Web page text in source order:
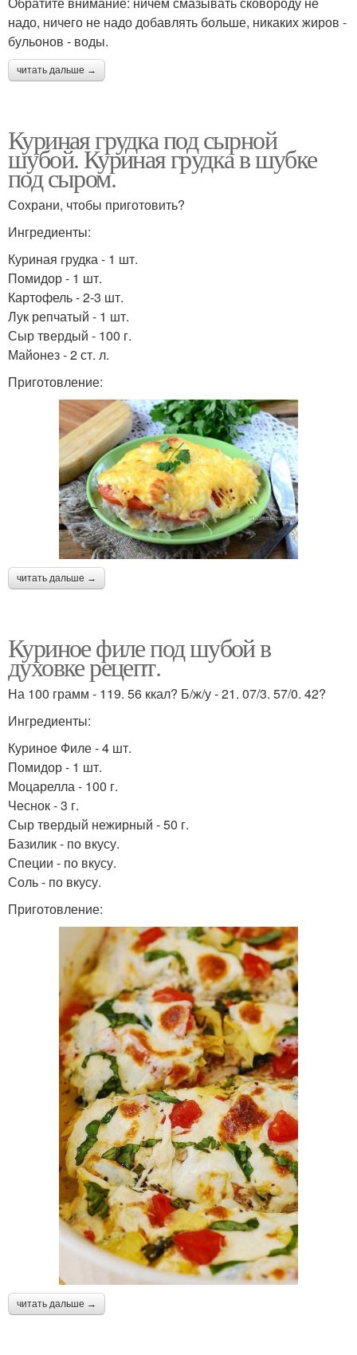
надо, ничего не надо добавлять больше, никаких жиров -
бульонов - воды.
читать дальше →
Куриная грудка под сырной
шубой. Куриная грудка в шубке
под сыром.
Сохрани, чтобы приготовить?
Ингредиенты:
Куриная грудка - 1 шт.
Помидор - 1 шт.
Картофель - 2-3 шт.
Лук репчатый - 1 шт.
Сыр твердый - 100 г.
Майонез - 2 ст. л.
Приготовление:
читать дальше →
Куриное филе под шубой в
духовке рецепт.
На 100 грамм - 119. 56 ккал? Б/ж/у - 21. 07/3. 57/0. 42?
Ингредиенты:
Куриное Филе - 4 шт.
Помидор - 1 шт.
Моцарелла - 100 г.
Чеснок - 3 г.
Сыр твердый нежирный - 50 г.
Базилик - по вкусу.
Специи - по вкусу.
Соль - по вкусу.
Приготовление:
читать дальше →